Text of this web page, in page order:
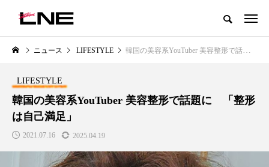
グローバルビューティ＆ヘルスケアビジネス誌
PREMIUM SCIENCE
ニュース LIFESTYLE 韓国の美容系YouTuber 美容整形で話題に 「整形は自己満足」
LIFESTYLE
韓国の美容系YouTuber 美容整形で話題に 「整形
は自己満足」
2021.07.16 2025.04.19